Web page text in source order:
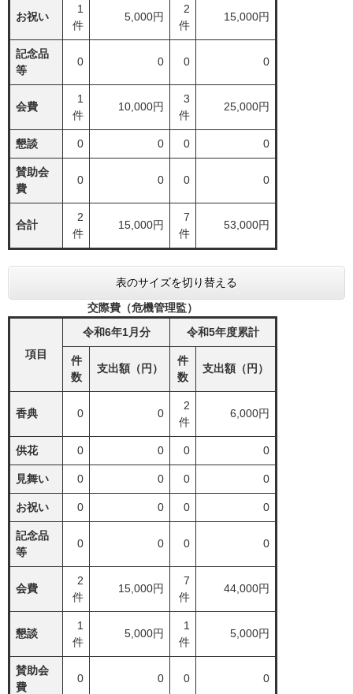
お祝い
1
件
5,000円
2
件
15,000円
記念品
等
0 0 0 0
会費
1
件
10,000円
3
件
25,000円
懇談 0 0 0 0
賛助会
費
0 0 0 0
合計
2
件
15,000円
7
件
53,000円
表のサイズを切り替える
交際費（危機管理監）
項目
令和6年1月分 令和5年度累計
件
数
支出額（円）
件
数
支出額（円）
香典 0 0
2
件
6,000円
供花 0 0 0 0
見舞い 0 0 0 0
お祝い 0 0 0 0
記念品
等
0 0 0 0
会費
2
件
15,000円
7
件
44,000円
懇談
1
件
5,000円
1
件
5,000円
賛助会
費
0 0 0 0